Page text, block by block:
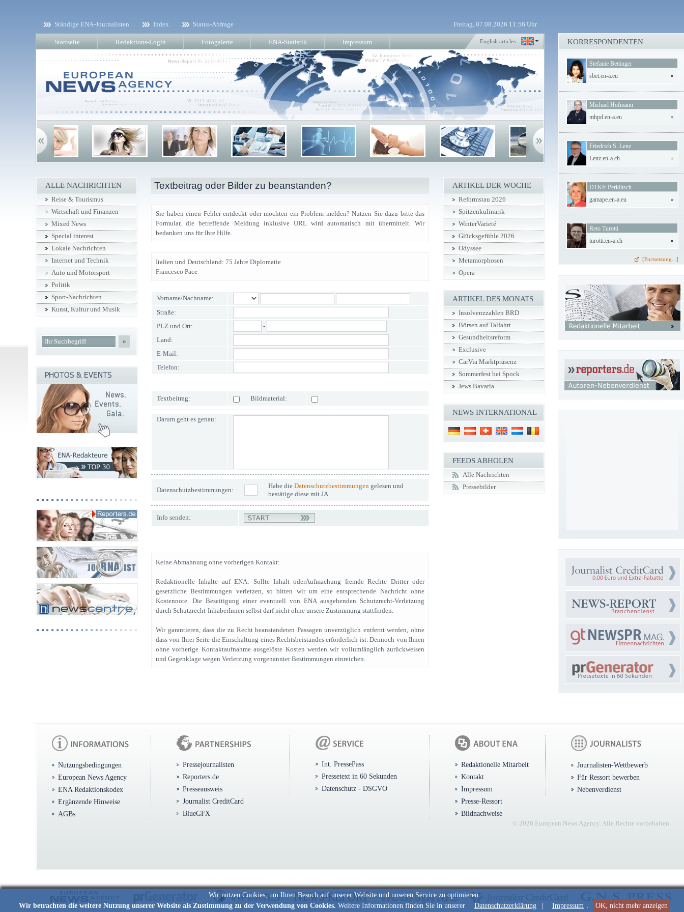
Wir nutzen Cookies, um Ihren Besuch auf unserer Website und unseren Service zu optimieren.
Wir betrachten die weitere Nutzung unserer Website als Zustimmung zu der Verwendung von Cookies. Weitere Informationen finden Sie in unserer Datenschutzerklärung Impressum . OK, nicht mehr anzeigen
Ständige ENA-Journalisten Index Status-Abfrage Freitag, 07.08.2026 11:56 Uhr
Startseite Redaktions-Login Fotogalerie ENA-Statistik Impressum English articles:
Textbeitrag oder Bilder zu beanstanden?
Sie haben einen Fehler entdeckt oder möchten ein Problem melden? Nutzen Sie dazu bitte das
Formular, die betreffende Meldung inklusive URL wird automatisch mit übermittelt. Wir
bedanken uns für Ihre Hilfe.
Italien und Deutschland: 75 Jahre Diplomatie
Francesco Pace
Vorname/Nachname:
Straße:
PLZ und Ort:
-
Land:
E-Mail:
Telefon:
Textbeitrag: Bildmaterial:
Darum geht es genau:
Datenschutzbestimmungen:
Habe die Datenschutzbestimmungen gelesen und
bestätige diese mit JA.
Info senden:
Keine Abmahnung ohne vorherigen Kontakt:
Redaktionelle Inhalte auf ENA: Sollte Inhalt oderAufmachung fremde Rechte Dritter oder
gesetzliche Bestimmungen verletzen, so bitten wir um eine entsprechende Nachricht ohne
Kostennote. Die Beseitigung einer eventuell von ENA ausgehenden Schutzrecht-Verletzung
durch Schutzrecht-InhaberInnen selbst darf nicht ohne unsere Zustimmung stattfinden.
Wir garantieren, dass die zu Recht beanstandeten Passagen unverzüglich entfernt werden, ohne
dass von Ihrer Seite die Einschaltung eines Rechtsbeistandes erforderlich ist. Dennoch von Ihnen
ohne vorherige Kontaktaufnahme ausgelöste Kosten werden wir vollumfänglich zurückweisen
und Gegenklage wegen Verletzung vorgenannter Bestimmungen einreichen.
ALLE NACHRICHTEN
Reise & Tourismus
Wirtschaft und Finanzen
Mixed News
Special interest
Lokale Nachrichten
Internet und Technik
Auto und Motorsport
Politik
Sport-Nachrichten
Kunst, Kultur und Musik
»
ARTIKEL DER WOCHE
Reformstau 2026
Spitzenkulinarik
WinterVarieté
Glücksgefühle 2026
Odyssee
Metamorphosen
Opera
ARTIKEL DES MONATS
Insolvenzzahlen BRD
Börsen auf Talfahrt
Gesundheitsreform
Exclusive
CarVia Marktpräsenz
Sommerfest bei Spock
Jews Bavaria
NEWS INTERNATIONAL
FEEDS ABHOLEN
Alle Nachrichten
Pressebilder
KORRESPONDENTEN
Stefanie Bettinger
sbet.en-a.eu
Michael Hofmann
mhpd.en-a.eu
Friedrich S. Lenz
Lenz.en-a.ch
DTKfr Perklitsch
gamape.en-a.eu
Reto Turotti
turotti.en-a.ch
[Fortsetzung...]
Nutzungsbedingungen
European News Agency
ENA Redaktionskodex
Ergänzende Hinweise
AGBs
Pressejournalisten
Reporters.de
Presseausweis
Journalist CreditCard
BlueGFX
Int. PressePass
Pressetext in 60 Sekunden
Datenschutz - DSGVO
Redaktionelle Mitarbeit
Kontakt
Impressum
Presse-Ressort
Bildnachweise
Journalisten-Wettbewerb
Für Ressort bewerben
Nebenverdienst
© 2026 European News Agency. Alle Rechte vorbehalten.